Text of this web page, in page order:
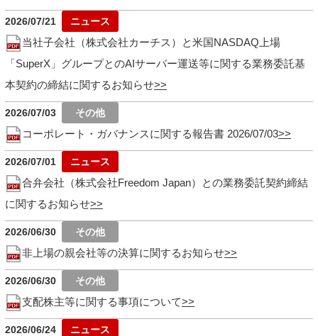
2026/07/21
当社子会社（株式会社カーチス）と米国NASDAQ上場
「SuperX」グループとのAIサーバー運送等に関する業務委託基
本契約の締結に関するお知らせ
2026/07/03
コーポレート・ガバナンスに関する報告書 2026/07/03
2026/07/01
合弁会社（株式会社Freedom Japan）との業務委託契約締結
に関するお知らせ
2026/06/30
非上場の親会社等の決算に関するお知らせ
2026/06/30
支配株主等に関する事項について
2026/06/24